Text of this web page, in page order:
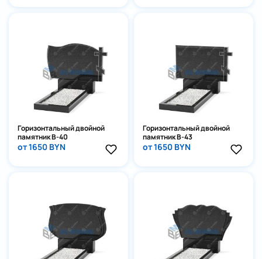
Горизонтальный двойной
памятник В-40
от 1650 BYN
Горизонтальный двойной
памятник В-43
от 1650 BYN